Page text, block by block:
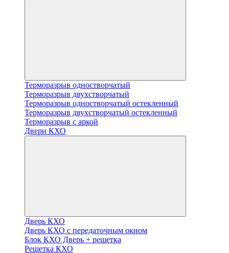
Терморазрыв одностворчатый
Терморазрыв двухстворчатый
Терморазрыв одностворчатый остекленный
Терморазрыв двухстворчатый остекленный
Терморазрыв с аркой
Двери КХО
Дверь КХО
Дверь КХО с передаточным окном
Блок КХО Дверь + решетка
Решетка КХО